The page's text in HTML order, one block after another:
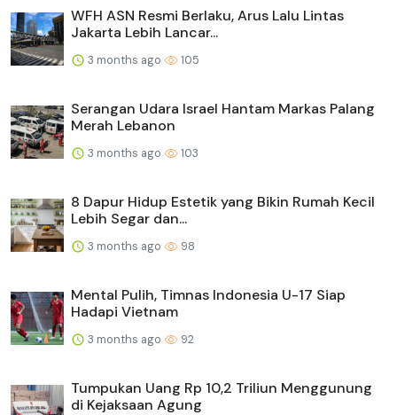
WFH ASN Resmi Berlaku, Arus Lalu Lintas
Jakarta Lebih Lancar...
3 months ago 105
Serangan Udara Israel Hantam Markas Palang
Merah Lebanon
3 months ago 103
8 Dapur Hidup Estetik yang Bikin Rumah Kecil
Lebih Segar dan...
3 months ago 98
Mental Pulih, Timnas Indonesia U-17 Siap
Hadapi Vietnam
3 months ago 92
Tumpukan Uang Rp 10,2 Triliun Menggunung
di Kejaksaan Agung